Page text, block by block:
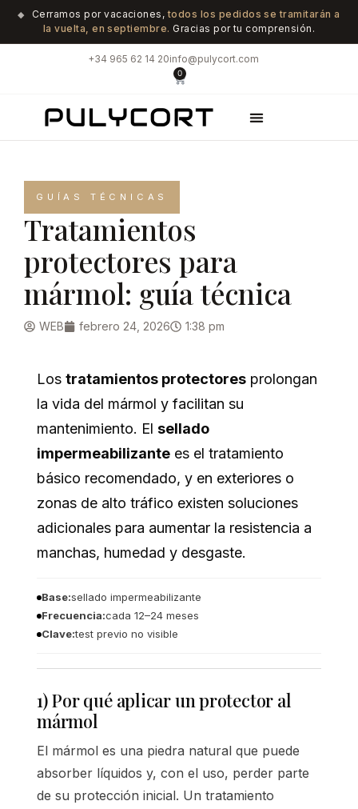
◆ Cerramos por vacaciones,todos los pedidos se tramitarán a
la vuelta, en septiembre. Gracias por tu comprensión.
+34 965 62 14 20info@pulycort.com
0
GUÍAS TÉCNICAS
Tratamientos
protectores para
mármol: guía técnica
WEB febrero 24, 2026 1:38 pm
Los tratamientos protectores prolongan
la vida del mármol y facilitan su
mantenimiento. El sellado
impermeabilizante es el tratamiento
básico recomendado, y en exteriores o
zonas de alto tráfico existen soluciones
adicionales para aumentar la resistencia a
manchas, humedad y desgaste.
Base:sellado impermeabilizante
Frecuencia:cada 12–24 meses
Clave:test previo no visible
1) Por qué aplicar un protector al
mármol
El mármol es una piedra natural que puede
absorber líquidos y, con el uso, perder parte
de su protección inicial. Un tratamiento